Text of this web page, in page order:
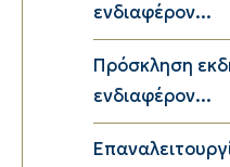
ενδιαφέρον...
Πρόσκληση
ενδιαφέρον...